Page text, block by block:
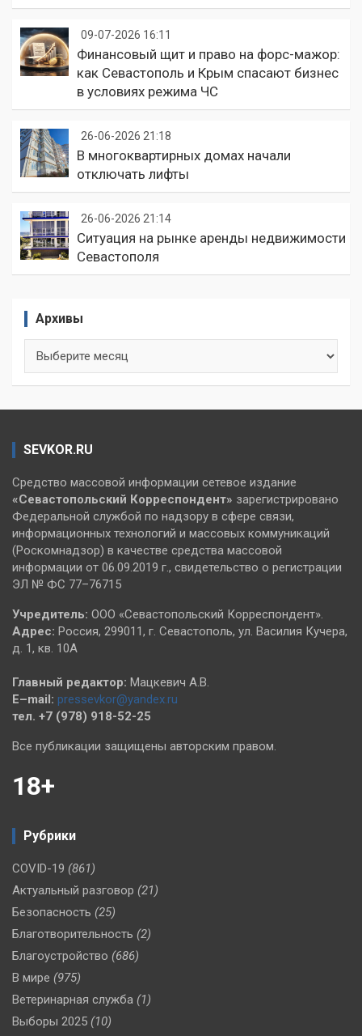
09-07-2026 16:11
Финансовый щит и право на форс-мажор:
как Севастополь и Крым спасают бизнес
в условиях режима ЧС
26-06-2026 21:18
В многоквартирных домах начали
отключать лифты
26-06-2026 21:14
Ситуация на рынке аренды недвижимости
Севастополя
Архивы
SEVKOR.RU
Средство массовой информации сетевое издание
«Севастопольский Корреспондент» зарегистрировано
Федеральной службой по надзору в сфере связи,
информационных технологий и массовых коммуникаций
(Роскомнадзор) в качестве средства массовой
информации от 06.09.2019 г., свидетельство о регистрации
ЭЛ № ФС 77–76715
Учредитель: ООО «Севастопольский Корреспондент».
Адрес: Россия, 299011, г. Севастополь, ул. Василия Кучера,
д. 1, кв. 10А
Главный редактор: Мацкевич А.В.
E–mail: pressevkor@yandex.ru
тел. +7 (978) 918-52-25
Все публикации защищены авторским правом.
18+
Рубрики
COVID-19 (861)
Актуальный разговор (21)
Безопасность (25)
Благотворительность (2)
Благоустройство (686)
В мире (975)
Ветеринарная служба (1)
Выборы 2025 (10)